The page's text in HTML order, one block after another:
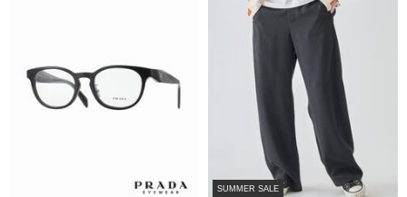
SUMMER SALE